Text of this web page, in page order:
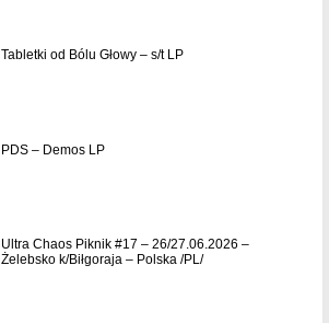
Tabletki od Bólu Głowy – s/t LP
PDS – Demos LP
Ultra Chaos Piknik #17 – 26/27.06.2026 –
Żelebsko k/Biłgoraja – Polska /PL/